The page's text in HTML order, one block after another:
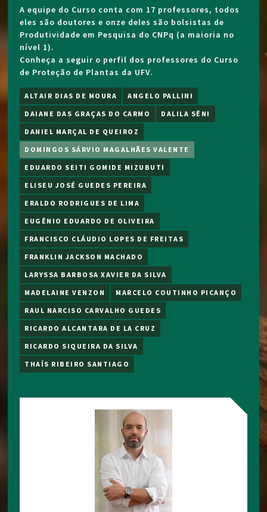
A equipe do Curso conta com 17 professores, todos
eles são doutores e onze deles são bolsistas de
Produtividade em Pesquisa do CNPq (a maioria no
nível 1).
Conheça a seguir o perfil dos professores do Curso
de Proteção de Plantas da UFV.
ALTAIR DIAS DE MOURA
ANGELO PALLINI
DAIANE DAS GRAÇAS DO CARMO
DALILA SÊNI
DANIEL MARÇAL DE QUEIROZ
DOMINGOS SÁRVIO MAGALHÃES VALENTE
EDUARDO SEITI GOMIDE MIZUBUTI
ELISEU JOSÉ GUEDES PEREIRA
ERALDO RODRIGUES DE LIMA
EUGÊNIO EDUARDO DE OLIVEIRA
FRANCISCO CLÁUDIO LOPES DE FREITAS
FRANKLIN JACKSON MACHADO
LARYSSA BARBOSA XAVIER DA SILVA
MADELAINE VENZON
MARCELO COUTINHO PICANÇO
RAUL NARCISO CARVALHO GUEDES
RICARDO ALCANTARA DE LA CRUZ
RICARDO SIQUEIRA DA SILVA
THAÍS RIBEIRO SANTIAGO